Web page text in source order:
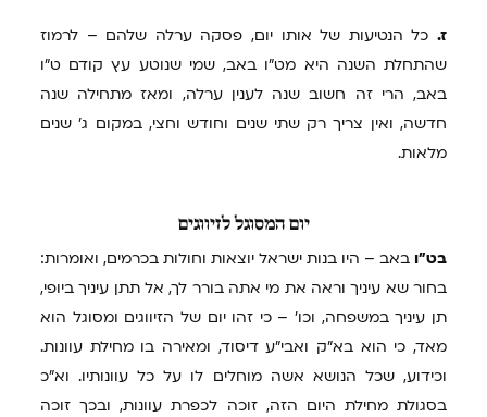
ז. כל הנטיעות של אותו יום, פסקה ערלה שלהם – לרמוז
שהתחלת השנה היא מט"ו באב, שמי שנוטע עץ קודם ט"ו
באב, הרי זה חשוב שנה לענין ערלה, ומאז מתחילה שנה
חדשה, ואין צריך רק שתי שנים וחודש וחצי, במקום ג' שנים
מלאות.
יום המסוגל לזיווגים
בט"ו באב – היו בנות ישראל יוצאות וחולות בכרמים, ואומרות:
בחור שא עיניך וראה את מי אתה בורר לך, אל תתן עיניך ביופי,
תן עיניך במשפחה, וכו' – כי זהו יום של הזיווגים ומסוגל הוא
מאד, כי הוא בא"ק ואבי"ע דיסוד, ומאירה בו מחילת עוונות.
וכידוע, שכל הנושא אשה מוחלים לו על כל עוונותיו. וא"כ
בסגולת מחילת היום הזה, זוכה לכפרת עוונות, ובכך זוכה